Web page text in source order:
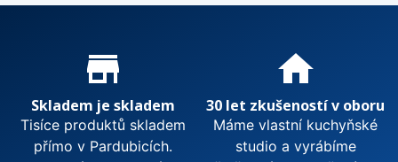
Proč nakupovat u nás?
store_mall_directory
Skladem je skladem
Tisíce produktů skladem
přímo v Pardubicích.
home
30 let zkušeností v oboru
Máme vlastní kuchyňské
studio a vyrábíme